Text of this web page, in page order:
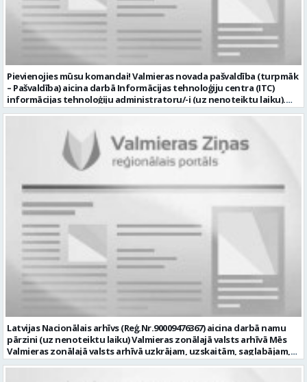
Pievienojies mūsu komandai! Valmieras novada pašvaldība (turpmāk
– Pašvaldība) aicina darbā Informācijas tehnoloģiju centra (ITC)
informācijas tehnoloģiju administratoru/-i (uz nenoteiktu laiku).
Darba vieta: Rūjienas un Naukšēnu apvienību teritorijās Ja Tev ir
(turpmāk – IKT) saistīto problēmu pieteikumu pārvaldību un
operatīvu risināšanu; nodrošināt datortehnikas lietotāju atbalstu
un ar to saistīto problēmsituāciju risināšanu; uzstādīt, konfigurēt,
diagnosticēt un modernizēt Pašvaldības iestāžu datortehniku,
datortīklus un programmatūru, novērst kļūmes to darbībā;
kontrolēt ārējo pakalpojumu sniedzēju darbu izpildi Pašvaldības
iestādēs infrastruktūras uzturēšanā; sagatavot priekšlikumus par
IKT nomaiņu un efektīvāku izmantošanu; un ja Tev ir: vismaz vidējā
profesionālā izglītība informācijas tehnoloģiju jomā; darba
pieredze (ar informācijas tehnoloģijām saistītā jomā); izpratne par
datortehnikas un biroja tehnikas uzbūvi un problēmu risināšanas
secību; izpratne par datortīkla uzbūvi, tīkla iekārtu darbības
principiem; valsts valodas prasmes atbilstoši Valsts valodas likuma
prasībām; kompetences: ļoti labas organizatoriskās un saskarsmes
spējas, argumentācijas prasme; prasme patstāvīgi pieņemt
lēmumus; analītiskās spējas; augsta atbildības sajūta; precizitāte;
spēja strādāt individuāli un komandā; pašiniciatīva un spēja meklēt
un piedāvāt jaunus risinājumus; mēs piedāvājam: dinamisku,
interesantu un atbildīgu darbu un ideju īstenošanas iespējas uz
attīstību vērstā Pašvaldībā; pamatalgu pārbaudes laikā 1258,- EUR
pirms nodokļu nomaksas, pēc pārbaudes laika 1310,- EUR pirms
nodokļu nomaksas; iespēju saņemt atvaļinājuma pabalstu darba un
Latvijas Nacionālais arhīvs (Reģ.Nr.90009476367) aicina darbā namu
pārzini (uz nenoteiktu laiku) Valmieras zonālajā valsts arhīvā Mēs
Valmieras zonālajā valsts arhīvā uzkrājam, uzskaitām, saglabājam,
darām pieejamu un popularizējam nacionālo dokumentāro